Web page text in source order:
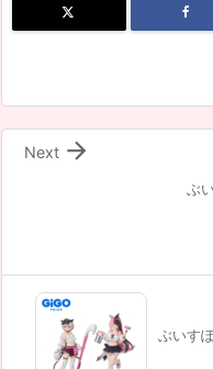
ぶ

Next
ぶいす